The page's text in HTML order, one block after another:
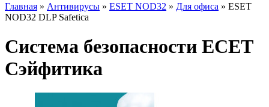
Главная » Антивирусы » ESET NOD32 » Для офиса » ESET
NOD32 DLP Safetica
Система безопасности ЕСЕТ
Сэйфитика